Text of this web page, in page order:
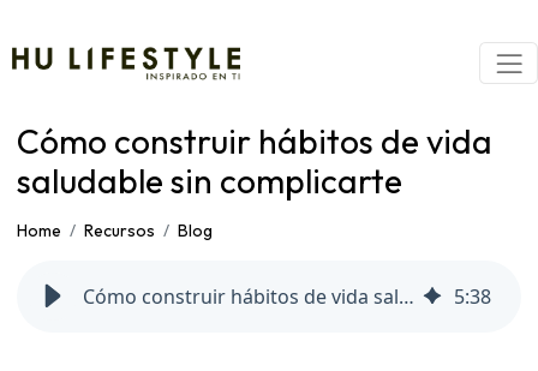
Cómo construir hábitos de vida
saludable sin complicarte
Home Recursos Blog
Cómo construir hábitos de vida saludable sin complicarte 5:38